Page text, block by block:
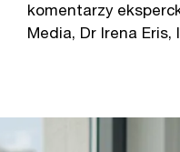
komentarzy
Media, Dr Irena Eris,